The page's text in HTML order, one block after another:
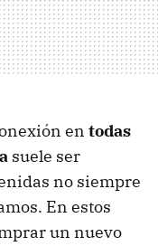
en todas
suele ser
no siempre
En estos
un nuevo